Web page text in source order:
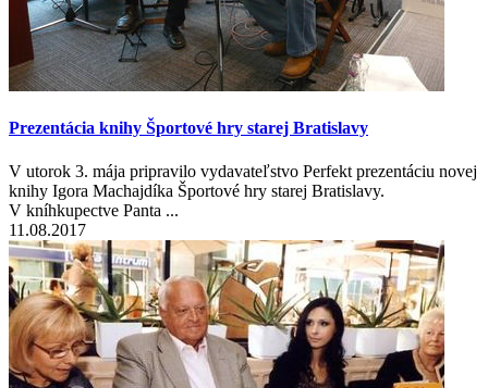
Prezentácia knihy Športové hry starej Bratislavy
V utorok 3. mája pripravilo vydavateľstvo Perfekt prezentáciu novej
knihy Igora Machajdíka Športové hry starej Bratislavy.
V kníhkupectve Panta ...
11.08.2017